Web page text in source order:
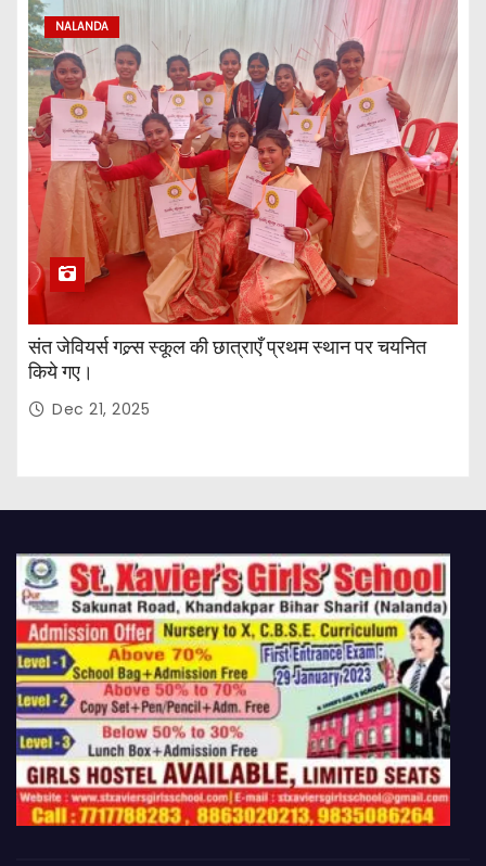
NALANDA
संत जेवियर्स गल्र्स स्कूल की छात्र‌ाएँ प्रथम स्थान पर चयनित
किये गए।
Dec 21, 2025